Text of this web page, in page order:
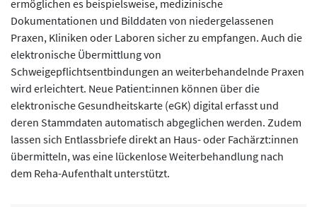
ermöglichen es beispielsweise, medizinische
Dokumentationen und Bilddaten von niedergelassenen
Praxen, Kliniken oder Laboren sicher zu empfangen. Auch die
elektronische Übermittlung von
Schweigepflichtsentbindungen an weiterbehandelnde Praxen
wird erleichtert. Neue Patient:innen können über die
elektronische Gesundheitskarte (eGK) digital erfasst und
deren Stammdaten automatisch abgeglichen werden. Zudem
lassen sich Entlassbriefe direkt an Haus- oder Fachärzt:innen
übermitteln, was eine lückenlose Weiterbehandlung nach
dem Reha-Aufenthalt unterstützt.